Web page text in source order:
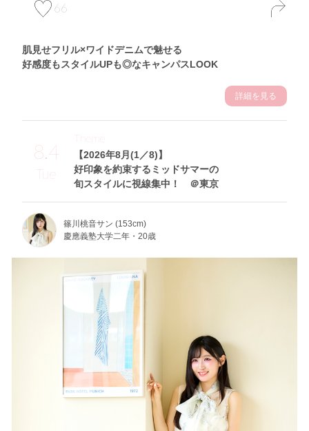
66
肌見せフリル×ワイドデニムで魅せる
好感度もスタイルUPも◎なキャンパスLOOK
詳細を見る
8.4
Tue
【2026年8月(1／8)】
好印象を約束するミッドサマーの
旬スタイルに視線集中！ ＠東京
Theme
篠川桃音サン (153cm)
慶應義塾大学二年・20歳